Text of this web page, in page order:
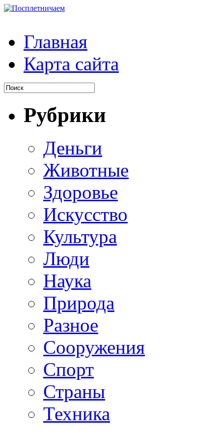
Главная
Карта сайта
Рубрики
Деньги
Животные
Здоровье
Искусство
Культура
Люди
Наука
Природа
Разное
Сооружения
Спорт
Страны
Техника